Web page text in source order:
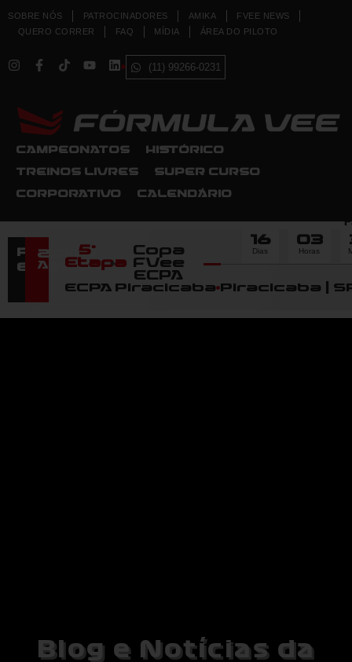
SOBRE NÓS PATROCINADORES AMIKA
FVEE NEWS
QUERO CORRER
FAQ MÍDIA ÁREA DO PILOTO
(11) 99266-0231
CAMPEONATOS HISTÓRICO
TREINOS LIVRES SUPER CURSO
CORPORATIVO CALENDÁRIO
Próximo
Evento
22
Agosto
5ª
Etapa
Copa
FVee
ECPA
ECPA Piracicaba Piracicaba |
16
Dias
03
Horas
Blog e Notícias da